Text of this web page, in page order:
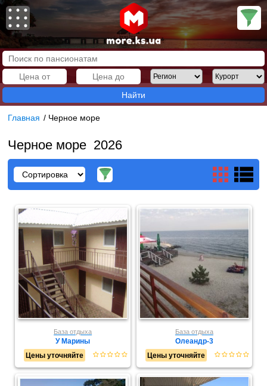
Найти
Главная / Черное море
Черное море 2026
База отдыха
У Марины
Цены уточняйте
База отдыха
Олеандр-3
Цены уточняйте